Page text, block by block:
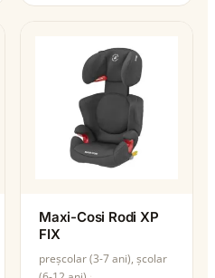
Maxi-Cosi Rodi XP
FIX
preșcolar (3-7 ani), școlar